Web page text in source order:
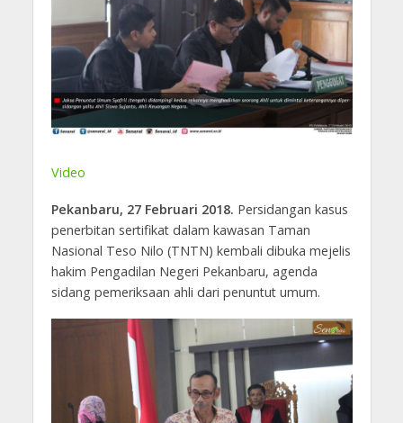
Video
Pekanbaru, 27 Februari 2018. Persidangan kasus
penerbitan sertifikat dalam kawasan Taman
Nasional Teso Nilo (TNTN) kembali dibuka mejelis
hakim Pengadilan Negeri Pekanbaru, agenda
sidang pemeriksaan ahli dari penuntut umum.